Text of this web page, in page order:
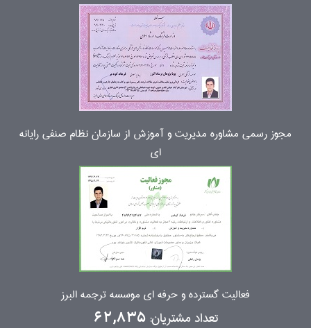
مجوز رسمی مشاوره مدیریت و آموزش از سازمان نظام صنفی رایانه
ای
فعالیت گسترده و حرفه ای موسسه ترجمه البرز
تعداد مشتریان: 62,835